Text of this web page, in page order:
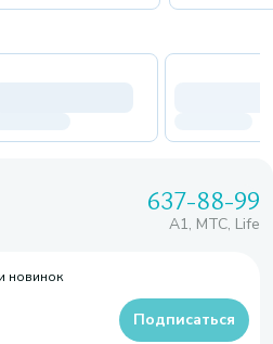
637-88-99
A1, МТС, Life
новинок
Подписаться